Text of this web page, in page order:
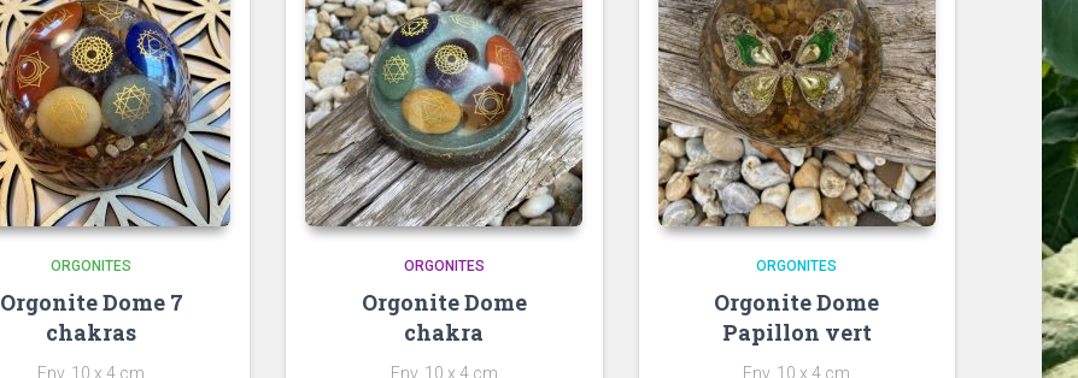
ORGONITES
Orgonite Dome 7
chakras
Env. 10 x 4 cm
ORGONITES
Orgonite Dome
chakra
Env. 10 x 4 cm
ORGONITES
Orgonite Dome
Papillon vert
Env. 10 x 4 cm